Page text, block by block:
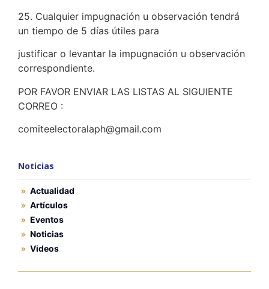
25. Cualquier impugnación u observación tendrá
un tiempo de 5 días útiles para
justificar o levantar la impugnación u observación
correspondiente.
POR FAVOR ENVIAR LAS LISTAS AL SIGUIENTE
CORREO :
comiteelectoralaph@gmail.com
Noticias
Actualidad
Artículos
Eventos
Noticias
Videos